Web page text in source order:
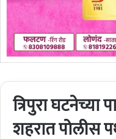
त्रिपुरा घटनेच्या
शहरात पोलीस